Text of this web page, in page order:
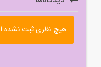
هیچ نظری ثبت نشده